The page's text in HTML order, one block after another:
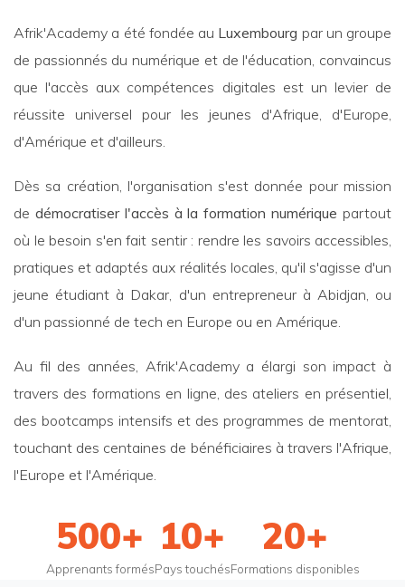
Afrik'Academy a été fondée au Luxembourg par un groupe
de passionnés du numérique et de l'éducation, convaincus
que l'accès aux compétences digitales est un levier de
réussite universel pour les jeunes d'Afrique, d'Europe,
d'Amérique et d'ailleurs.
Dès sa création, l'organisation s'est donnée pour mission
de démocratiser l'accès à la formation numérique partout
où le besoin s'en fait sentir : rendre les savoirs accessibles,
pratiques et adaptés aux réalités locales, qu'il s'agisse d'un
jeune étudiant à Dakar, d'un entrepreneur à Abidjan, ou
d'un passionné de tech en Europe ou en Amérique.
Au fil des années, Afrik'Academy a élargi son impact à
travers des formations en ligne, des ateliers en présentiel,
des bootcamps intensifs et des programmes de mentorat,
touchant des centaines de bénéficiaires à travers l'Afrique,
l'Europe et l'Amérique.
500+
Apprenants formés
10+
Pays touchés
20+
Formations disponibles